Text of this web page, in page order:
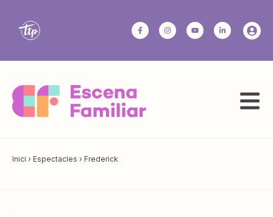
Inici › Espectacles › Frederick